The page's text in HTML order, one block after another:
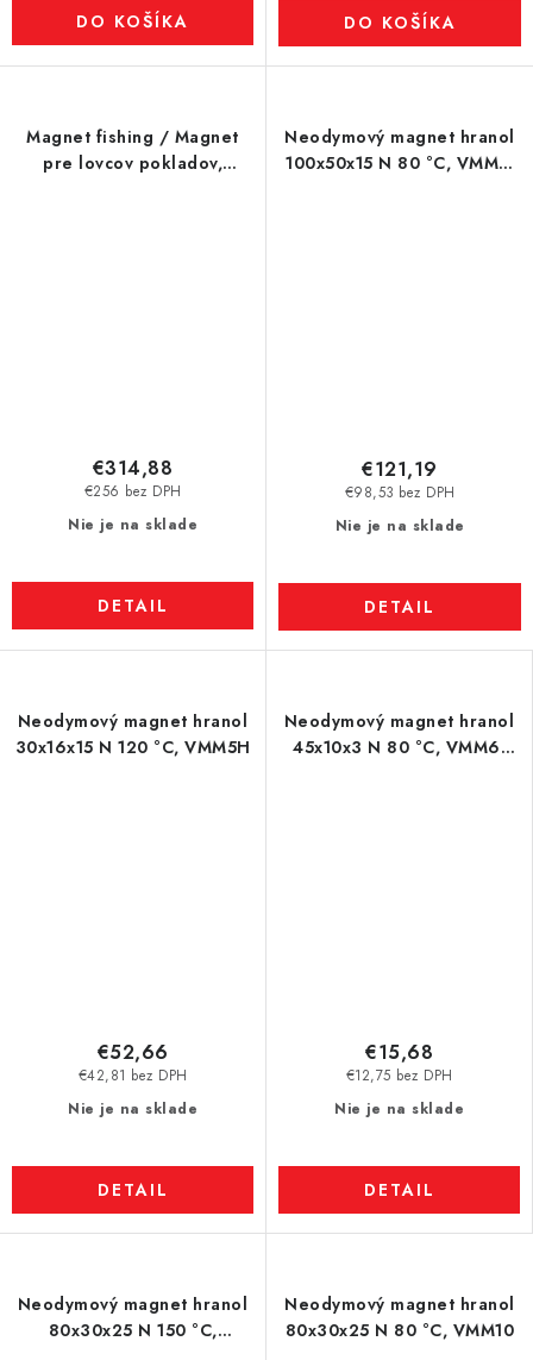
DO KOŠÍKA DO KOŠÍKA
Magnet fishing / Magnet
pre lovcov pokladov,
Nie je na sklade
€256 bez DPH
€314,88
DETAIL
Neodymový magnet hranol
100x50x15 N 80 °C, VMM5-
Nie je na sklade
€98,53 bez DPH
€121,19
DETAIL
Neodymový magnet hranol
30x16x15 N 120 °C, VMM5H
Nie je na sklade
€42,81 bez DPH
€52,66
DETAIL
Neodymový magnet hranol
45x10x3 N 80 °C, VMM6-
Nie je na sklade
€12,75 bez DPH
€15,68
DETAIL
Neodymový magnet hranol
80x30x25 N 150 °C,
Neodymový magnet hranol
80x30x25 N 80 °C, VMM10